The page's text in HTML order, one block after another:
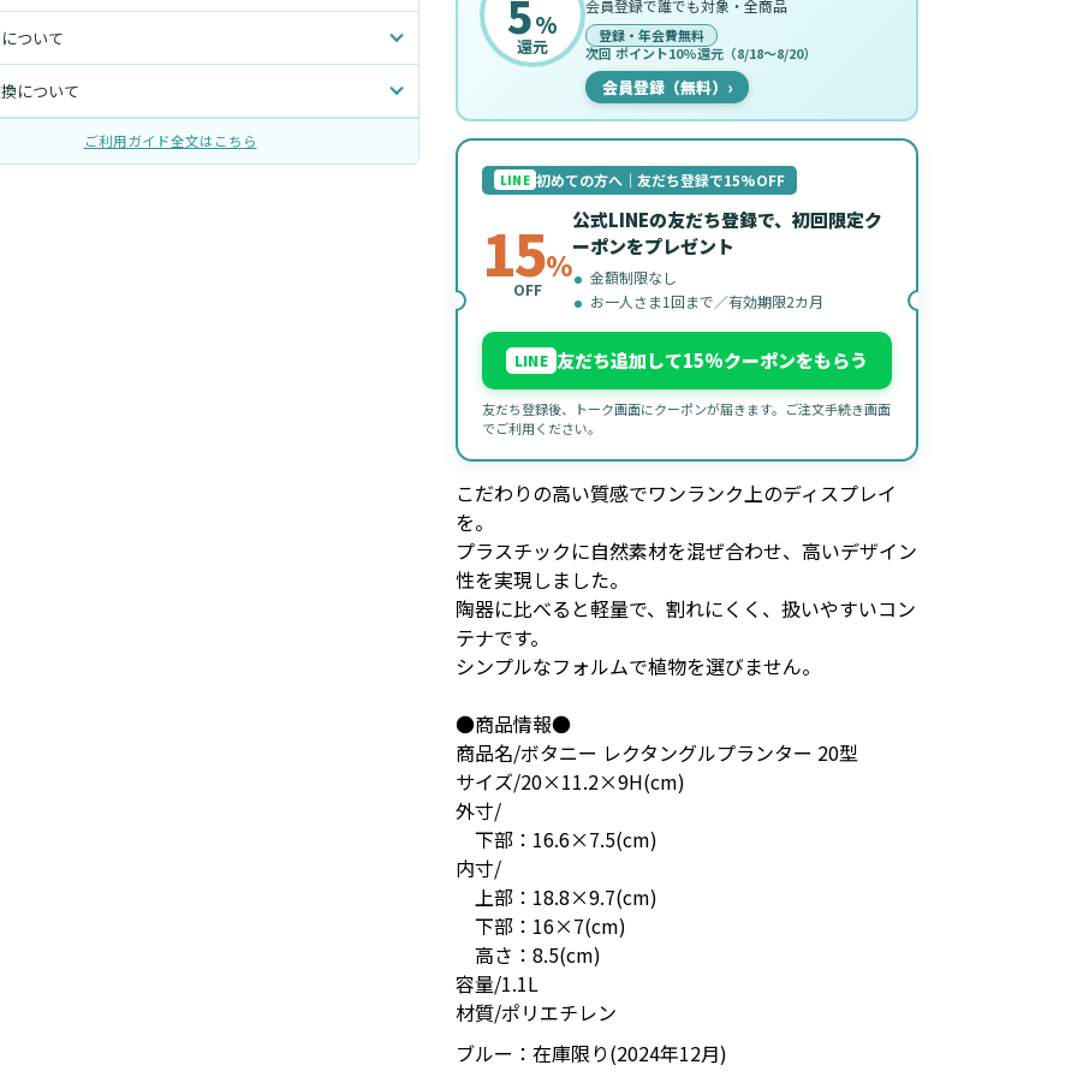
ついて
について
ご利用ガイド全文はこちら
5%
還元
会員登録で誰でも対象・全商品
登録・年会費無料
次回 ポイント10%還元（8/18〜8/20）
会員登録（無料） ›
LINE 初めての方へ｜友だち登録で15%OFF
15%
OFF
公式LINEの友だち登録で、初回限定ク
ーポンをプレゼント
金額制限なし
お一人さま1回まで／有効期限2カ月
LINE 友だち追加して15%クーポンをもらう
友だち登録後、トーク画面にクーポンが届きます。ご注文手続き画面
でご利用ください。
こだわりの高い質感でワンランク上のディスプレイ
を。
プラスチックに自然素材を混ぜ合わせ、高いデザイン
性を実現しました。
陶器に比べると軽量で、割れにくく、扱いやすいコン
テナです。
シンプルなフォルムで植物を選びません。
●商品情報●
商品名/ボタニー レクタングルプランター 20型
サイズ/20×11.2×9H(cm)
外寸/
下部：16.6×7.5(cm)
内寸/
上部：18.8×9.7(cm)
下部：16×7(cm)
高さ：8.5(cm)
容量/1.1L
材質/ポリエチレン
ブルー：在庫限り(2024年12月)